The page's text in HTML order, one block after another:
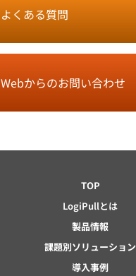
よくある質問
Webからのお問い合わせ
TOP
LogiPullとは
製品情報
課題別ソリューション
導入事例